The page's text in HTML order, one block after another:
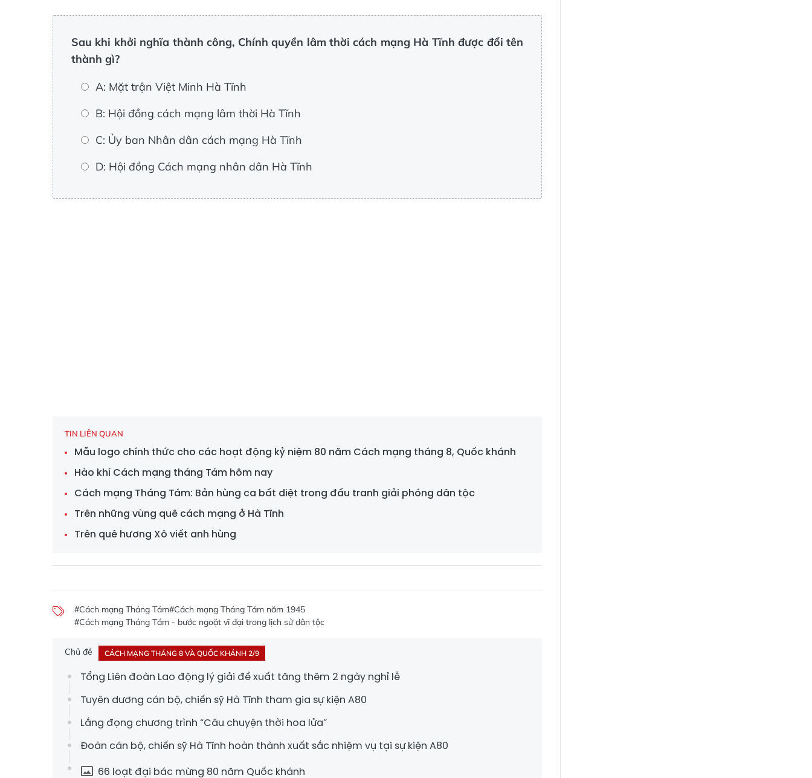
Sau khi khởi nghĩa thành công, Chính quyền lâm thời cách mạng Hà Tĩnh được đổi tên
thành gì?
A: Mặt trận Việt Minh Hà Tĩnh
B: Hội đồng cách mạng lâm thời Hà Tĩnh
C: Ủy ban Nhân dân cách mạng Hà Tĩnh
D: Hội đồng Cách mạng nhân dân Hà Tĩnh
TIN LIÊN QUAN
Mẫu logo chính thức cho các hoạt động kỷ niệm 80 năm Cách mạng tháng 8, Quốc khánh
Hào khí Cách mạng tháng Tám hôm nay
Cách mạng Tháng Tám: Bản hùng ca bất diệt trong đấu tranh giải phóng dân tộc
Trên những vùng quê cách mạng ở Hà Tĩnh
Trên quê hương Xô viết anh hùng
#Cách mạng Tháng Tám#Cách mạng Tháng Tám năm 1945
#Cách mạng Tháng Tám - bước ngoặt vĩ đại trong lịch sử dân tộc
Chủ đề CÁCH MẠNG THÁNG 8 VÀ QUỐC KHÁNH 2/9
Tổng Liên đoàn Lao động lý giải đề xuất tăng thêm 2 ngày nghỉ lễ
Tuyên dương cán bộ, chiến sỹ Hà Tĩnh tham gia sự kiện A80
Lắng đọng chương trình “Câu chuyện thời hoa lửa”
Đoàn cán bộ, chiến sỹ Hà Tĩnh hoàn thành xuất sắc nhiệm vụ tại sự kiện A80
66 loạt đại bác mừng 80 năm Quốc khánh